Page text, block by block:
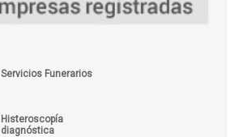
Servicios Funerarios
Histeroscopía
diagnóstica